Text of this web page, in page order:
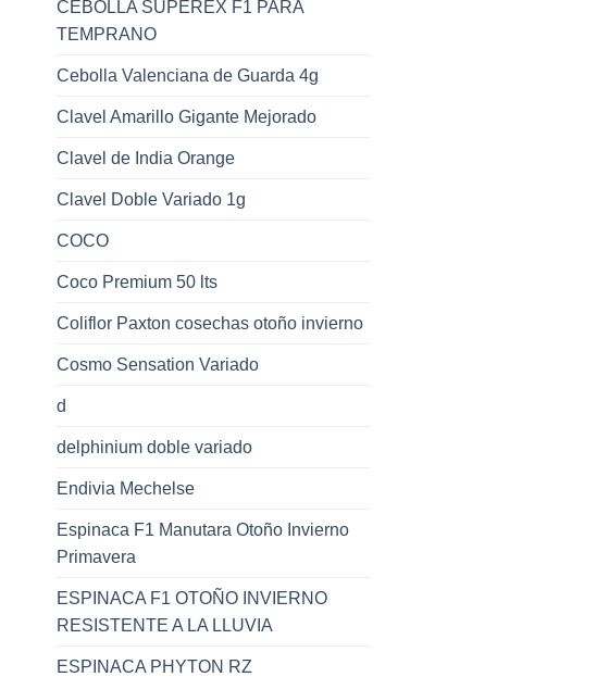
CEBOLLA SUPEREX F1 PARA
TEMPRANO
Cebolla Valenciana de Guarda 4g
Clavel Amarillo Gigante Mejorado
Clavel de India Orange
Clavel Doble Variado 1g
COCO
Coco Premium 50 lts
Coliflor Paxton cosechas otoño invierno
Cosmo Sensation Variado
d
delphinium doble variado
Endivia Mechelse
Espinaca F1 Manutara Otoño Invierno
Primavera
ESPINACA F1 OTOÑO INVIERNO
RESISTENTE A LA LLUVIA
ESPINACA PHYTON RZ